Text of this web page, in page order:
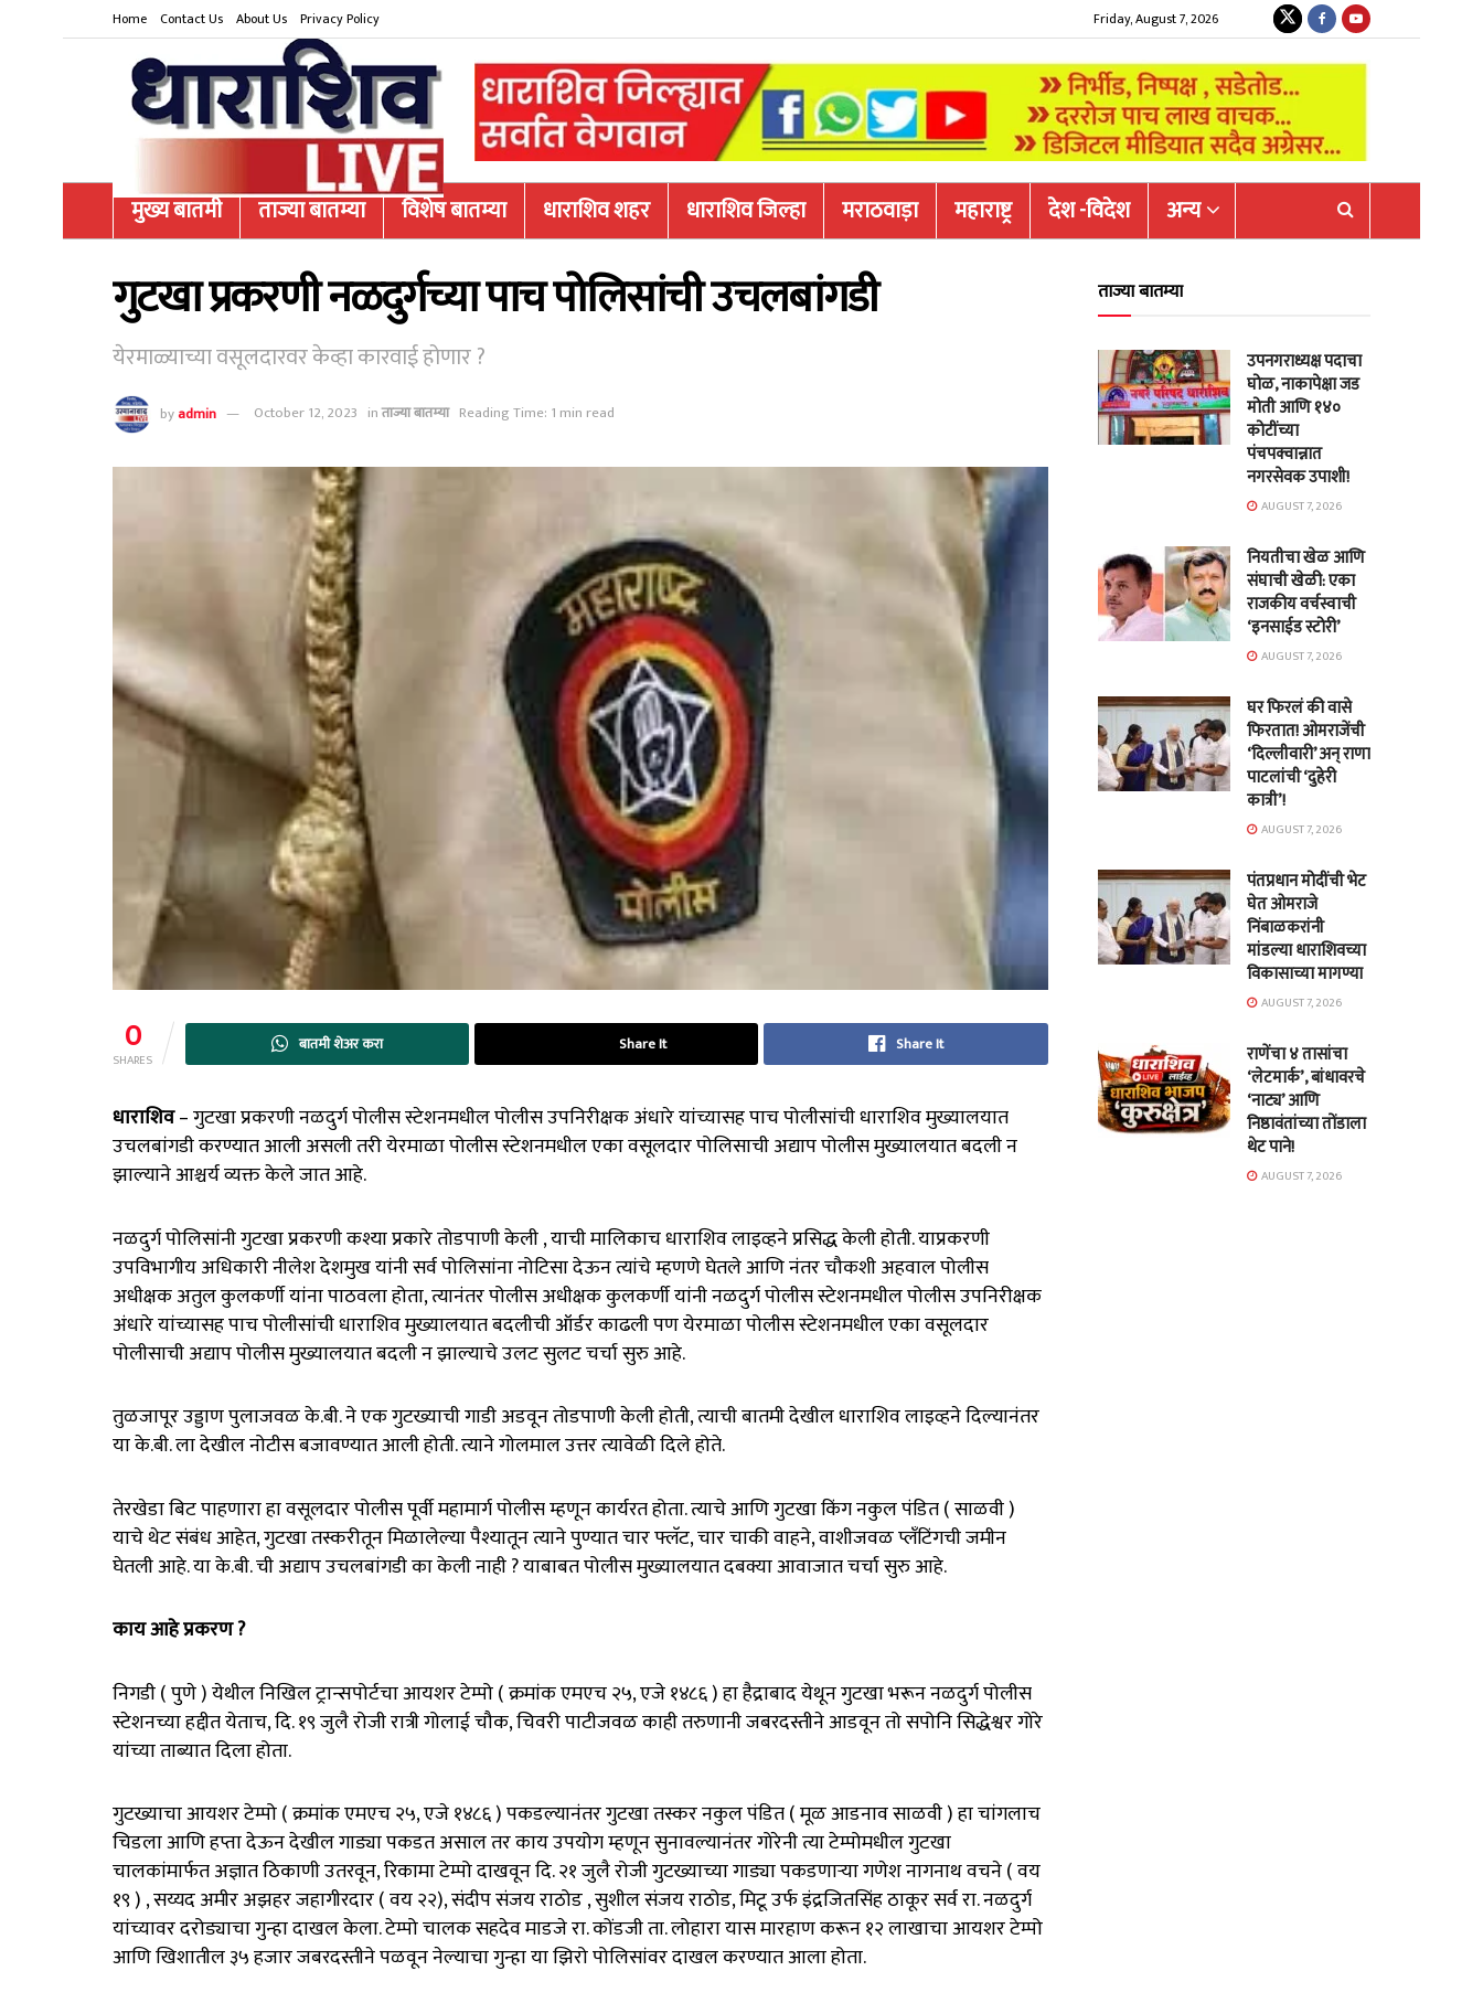
Home Contact Us About Us Privacy Policy Friday, August 7, 2026
मुख्य बातमी ताज्या बातम्या विशेष बातम्या धाराशिव शहर धाराशिव जिल्हा मराठवाड़ा महाराष्ट्र देश -विदेश अन्य
गुटखा प्रकरणी नळदुर्गच्या पाच पोलिसांची उचलबांगडी
येरमाळ्याच्या वसूलदारवर केव्हा कारवाई होणार ?
byadmin October 12, 2023 inताज्या बातम्या Reading Time: 1 min read
0
SHARES
बातमी शेअर करा Share It Share It
धाराशिव– गुटखा प्रकरणी नळदुर्ग पोलीस स्टेशनमधील पोलीस उपनिरीक्षक अंधारे यांच्यासह पाच पोलीसांची धाराशिव मुख्यालयात
उचलबांगडी करण्यात आली असली तरी येरमाळा पोलीस स्टेशनमधील एका वसूलदार पोलिसाची अद्याप पोलीस मुख्यालयात बदली न
झाल्याने आश्चर्य व्यक्त केले जात आहे.
नळदुर्ग पोलिसांनी गुटखा प्रकरणी कश्या प्रकारे तोडपाणी केली , याची मालिकाच धाराशिव लाइव्हने प्रसिद्ध केली होती. याप्रकरणी
उपविभागीय अधिकारी नीलेश देशमुख यांनी सर्व पोलिसांना नोटिसा देऊन त्यांचे म्हणणे घेतले आणि नंतर चौकशी अहवाल पोलीस
अधीक्षक अतुल कुलकर्णी यांना पाठवला होता, त्यानंतर पोलीस अधीक्षक कुलकर्णी यांनी नळदुर्ग पोलीस स्टेशनमधील पोलीस उपनिरीक्षक
अंधारे यांच्यासह पाच पोलीसांची धाराशिव मुख्यालयात बदलीची ऑर्डर काढली पण येरमाळा पोलीस स्टेशनमधील एका वसूलदार
पोलीसाची अद्याप पोलीस मुख्यालयात बदली न झाल्याचे उलट सुलट चर्चा सुरु आहे.
तुळजापूर उड्डाण पुलाजवळ के.बी. ने एक गुटख्याची गाडी अडवून तोडपाणी केली होती, त्याची बातमी देखील धाराशिव लाइव्हने दिल्यानंतर
या के.बी. ला देखील नोटीस बजावण्यात आली होती. त्याने गोलमाल उत्तर त्यावेळी दिले होते.
तेरखेडा बिट पाहणारा हा वसूलदार पोलीस पूर्वी महामार्ग पोलीस म्हणून कार्यरत होता. त्याचे आणि गुटखा किंग नकुल पंडित ( साळवी )
याचे थेट संबंध आहेत, गुटखा तस्करीतून मिळालेल्या पैश्यातून त्याने पुण्यात चार फ्लॅट, चार चाकी वाहने, वाशीजवळ प्लँटिंगची जमीन
घेतली आहे. या के.बी. ची अद्याप उचलबांगडी का केली नाही ? याबाबत पोलीस मुख्यालयात दबक्या आवाजात चर्चा सुरु आहे.
काय आहे प्रकरण ?
निगडी ( पुणे ) येथील निखिल ट्रान्सपोर्टचा आयशर टेम्पो ( क्रमांक एमएच २५, एजे १४८६ ) हा हैद्राबाद येथून गुटखा भरून नळदुर्ग पोलीस
स्टेशनच्या हद्दीत येताच, दि. १९ जुलै रोजी रात्री गोलाई चौक, चिवरी पाटीजवळ काही तरुणानी जबरदस्तीने आडवून तो सपोनि सिद्धेश्वर गोरे
यांच्या ताब्यात दिला होता.
गुटख्याचा आयशर टेम्पो ( क्रमांक एमएच २५, एजे १४८६ ) पकडल्यानंतर गुटखा तस्कर नकुल पंडित ( मूळ आडनाव साळवी ) हा चांगलाच
चिडला आणि हप्ता देऊन देखील गाड्या पकडत असाल तर काय उपयोग म्हणून सुनावल्यानंतर गोरेनी त्या टेम्पोमधील गुटखा
चालकांमार्फत अज्ञात ठिकाणी उतरवून, रिकामा टेम्पो दाखवून दि. २१ जुलै रोजी गुटख्याच्या गाड्या पकडणाऱ्या गणेश नागनाथ वचने ( वय
१९ ) , सय्यद अमीर अझहर जहागीरदार ( वय २२), संदीप संजय राठोड , सुशील संजय राठोड, मिटू उर्फ इंद्रजितसिंह ठाकूर सर्व रा. नळदुर्ग
यांच्यावर दरोड्याचा गुन्हा दाखल केला. टेम्पो चालक सहदेव माडजे रा. कोंडजी ता. लोहारा यास मारहाण करून १२ लाखाचा आयशर टेम्पो
आणि खिशातील ३५ हजार जबरदस्तीने पळवून नेल्याचा गुन्हा या झिरो पोलिसांवर दाखल करण्यात आला होता.
ताज्या बातम्या
उपनगराध्यक्ष पदाचा
घोळ, नाकापेक्षा जड
मोती आणि १४०
कोटींच्या
पंचपक्वान्नात
नगरसेवक उपाशी!
AUGUST 7, 2026
नियतीचा खेळ आणि
संघाची खेळी: एका
राजकीय वर्चस्वाची
‘इनसाईड स्टोरी’
AUGUST 7, 2026
घर फिरलं की वासे
फिरतात! ओमराजेंची
‘दिल्लीवारी’ अन् राणा
पाटलांची ‘दुहेरी
कात्री’!
AUGUST 7, 2026
पंतप्रधान मोदींची भेट
घेत ओमराजे
निंबाळकरांनी
मांडल्या धाराशिवच्या
विकासाच्या मागण्या
AUGUST 7, 2026
राणेंचा ४ तासांचा
‘लेटमार्क’, बांधावरचे
‘नाट्य’ आणि
निष्ठावंतांच्या तोंडाला
थेट पाने!
AUGUST 7, 2026